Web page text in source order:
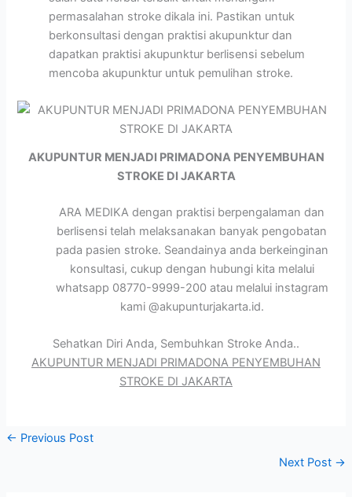
permasalahan stroke dikala ini. Pastikan untuk
berkonsultasi dengan praktisi akupunktur dan
dapatkan praktisi akupunktur berlisensi sebelum
mencoba akupunktur untuk pemulihan stroke.
AKUPUNTUR MENJADI PRIMADONA PENYEMBUHAN
STROKE DI JAKARTA
ARA MEDIKA dengan praktisi berpengalaman dan
berlisensi telah melaksanakan banyak pengobatan
pada pasien stroke. Seandainya anda berkeinginan
konsultasi, cukup dengan hubungi kita melalui
whatsapp 08770-9999-200 atau melalui instagram
kami @akupunturjakarta.id.
Sehatkan Diri Anda, Sembuhkan Stroke Anda..
AKUPUNTUR MENJADI PRIMADONA PENYEMBUHAN
STROKE DI JAKARTA
← Previous Post
Next Post →